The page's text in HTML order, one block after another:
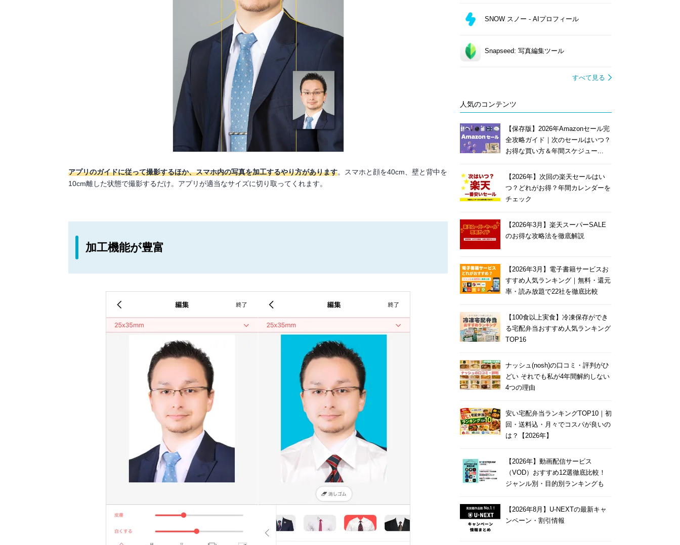
アプリのガイドに従って撮影するほか、スマホ内の写真を加工するやり方があります。スマホと顔を40cm、壁と背中を
10cm離した状態で撮影するだけ。アプリが適当なサイズに切り取ってくれます。
加工機能が豊富
SNOW スノー - AIプロフィール
Snapseed: 写真編集ツール
すべて見る
人気のコンテンツ
【保存版】2026年Amazonセール完
全攻略ガイド｜次のセールはいつ？
お得な買い方＆年間スケジュー...
【2026年】次回の楽天セールはい
つ？どれがお得？年間カレンダーを
チェック
【2026年3月】楽天スーパーSALE
のお得な攻略法を徹底解説
【2026年3月】電子書籍サービスお
すすめ人気ランキング｜無料・還元
率・読み放題で22社を徹底比較
【100食以上実食】冷凍保存ができ
る宅配弁当おすすめ人気ランキング
TOP16
ナッシュ(nosh)の口コミ・評判がひ
どい それでも私が4年間解約しない
4つの理由
安い宅配弁当ランキングTOP10｜初
回・送料込・月々でコスパが良いの
は？【2026年】
【2026年】動画配信サービス
（VOD）おすすめ12選徹底比較！
ジャンル別・目的別ランキングも
【2026年8月】U-NEXTの最新キャ
ンペーン・割引情報